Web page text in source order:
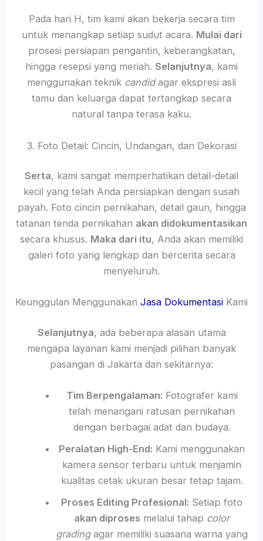
Pada hari H, tim kami akan bekerja secara tim
untuk menangkap setiap sudut acara. Mulai dari
prosesi persiapan pengantin, keberangkatan,
hingga resepsi yang meriah. Selanjutnya, kami
menggunakan teknik candidagar ekspresi asli
tamu dan keluarga dapat tertangkap secara
natural tanpa terasa kaku.
3. Foto Detail: Cincin, Undangan, dan Dekorasi
Serta, kami sangat memperhatikan detail-detail
kecil yang telah Anda persiapkan dengan susah
payah. Foto cincin pernikahan, detail gaun, hingga
tatanan tenda pernikahan akan didokumentasikan
secara khusus. Maka dari itu, Anda akan memiliki
galeri foto yang lengkap dan bercerita secara
menyeluruh.
Keunggulan Menggunakan Jasa Dokumentasi Kami
Selanjutnya, ada beberapa alasan utama
mengapa layanan kami menjadi pilihan banyak
pasangan di Jakarta dan sekitarnya:
Tim Berpengalaman: Fotografer kami
telah menangani ratusan pernikahan
dengan berbagai adat dan budaya.
Peralatan High-End: Kami menggunakan
kamera sensor terbaru untuk menjamin
kualitas cetak ukuran besar tetap tajam.
Proses Editing Profesional: Setiap foto
akan diproses melalui tahap color
gradingagar memiliki suasana warna yang